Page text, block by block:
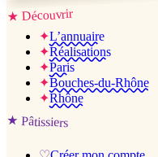
★ Découvrir
✦L’annuaire
✦Réalisations
✦Paris
✦Bouches-du-Rhône
✦Rhône
★ Pâtissiers